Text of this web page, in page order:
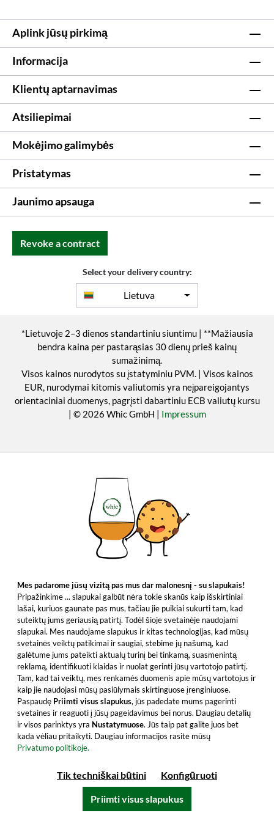
Aplink jūsų pirkimą
Informacija
Klientų aptarnavimas
Atsiliepimai
Mokėjimo galimybės
Pristatymas
Jaunimo apsauga
Revoke a contract
Select your delivery country:
Lietuva
*Lietuvoje 2–3 dienos standartiniu siuntimu | **Mažiausia
bendra kaina per pastarąsias 30 dienų prieš kainų
sumažinimą.
Visos kainos nurodytos su įstatyminiu PVM. | Visos kainos
EUR, nurodymai kitomis valiutomis yra neįpareigojantys
orientaciniai duomenys, pagrįsti dabartiniu ECB valiutų kursu
| © 2026 Whic GmbH | Impressum
Mes padarome jūsų vizitą pas mus dar malonesnį - su slapukais!
Pripažinkime ... slapukai galbūt nėra tokie skanūs kaip išskirtiniai
lašai, kuriuos gaunate pas mus, tačiau jie puikiai sukurti tam, kad
suteiktų jums geriausią patirtį. Todėl šioje svetainėje naudojami
slapukai. Mes naudojame slapukus ir kitas technologijas, kad mūsų
svetainės veiktų patikimai ir saugiai, stebime jų našumą, kad
galėtume jums pateikti aktualų turinį bei tinkamą, suasmenintą
reklamą, identifikuoti klaidas ir nuolat gerinti jūsų vartotojo patirtį.
Tam, kad tai veiktų, mes renkamės duomenis apie mūsų vartotojus ir
kaip jie naudojasi mūsų pasiūlymais skirtinguose įrenginiuose.
Paspaudę Priimti visus slapukus, jūs padedate mums pagerinti
svetaines ir reaguoti į jūsų pageidavimus bei norus. Daugiau detalių
ir visos parinktys yra Nustatymuose. Jūs taip pat galite juos bet
kada vėliau pritaikyti. Daugiau informacijos rasite mūsų
Privatumo politikoje.
Tik techniškai būtini Konfigūruoti
Priimti visus slapukus